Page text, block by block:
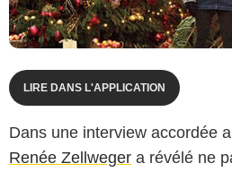
LIRE DANS L'APPLICATION
Dans une interview accordée
Renée Zellweger a révélé ne